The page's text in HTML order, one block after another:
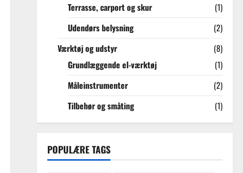
Terrasse, carport og skur
(1)
Udendørs belysning
(2)
Værktøj og udstyr
(8)
Grundlæggende el-værktøj
(1)
Måleinstrumenter
(2)
Tilbehør og småting
(1)
POPULÆRE TAGS